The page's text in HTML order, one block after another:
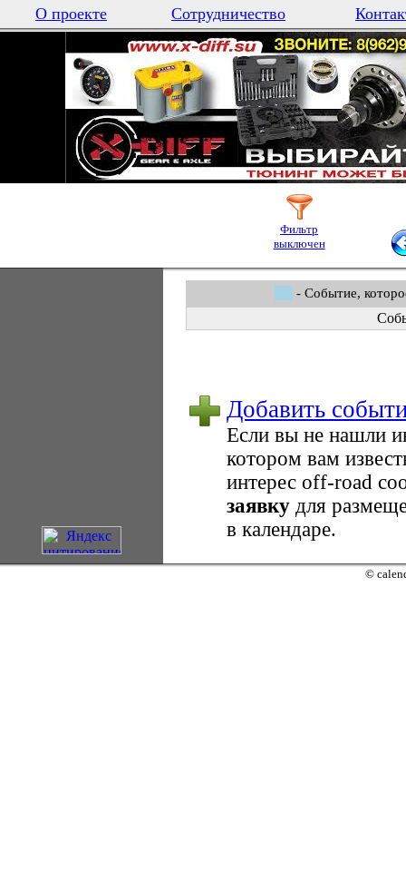
О проекте Сотрудничество
Фильтр
выключен
- Событие,
Добавить
Если вы не нашли
котором вам
интерес оff-road
заявку для
в календаре.
©